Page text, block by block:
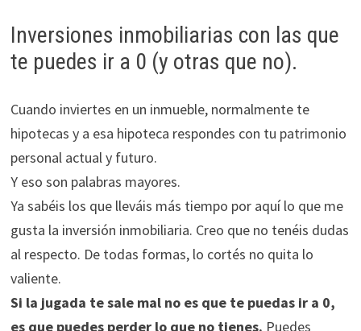
Inversiones inmobiliarias con las que
te puedes ir a 0 (y otras que no).
Cuando inviertes en un inmueble, normalmente te
hipotecas y a esa hipoteca respondes con tu patrimonio
personal actual y futuro.
Y eso son palabras mayores.
Ya sabéis los que lleváis más tiempo por aquí lo que me
gusta la inversión inmobiliaria. Creo que no tenéis dudas
al respecto. De todas formas, lo cortés no quita lo
valiente.
Si la jugada te sale mal no es que te puedas ir a 0,
es que puedes perder lo que no tienes. Puedes